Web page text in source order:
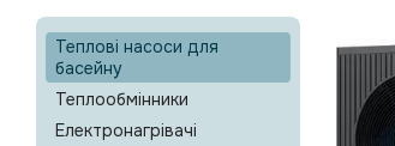
Теплові насоси для
басейну
Теплообмінники
Електронагрівачі